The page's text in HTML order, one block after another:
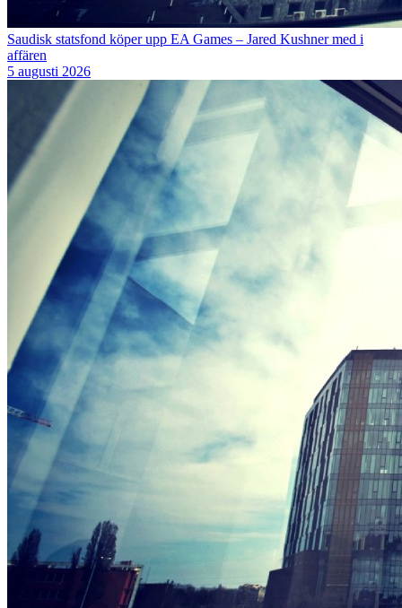
Saudisk statsfond köper upp EA Games – Jared Kushner med i
affären
5 augusti 2026